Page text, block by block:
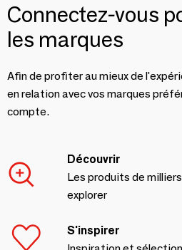
Connectez-vous
les marques
Afin de profiter au mieux de
en relation avec vos marques
compte.
Découvrir
Les produits de
explorer
S'inspirer